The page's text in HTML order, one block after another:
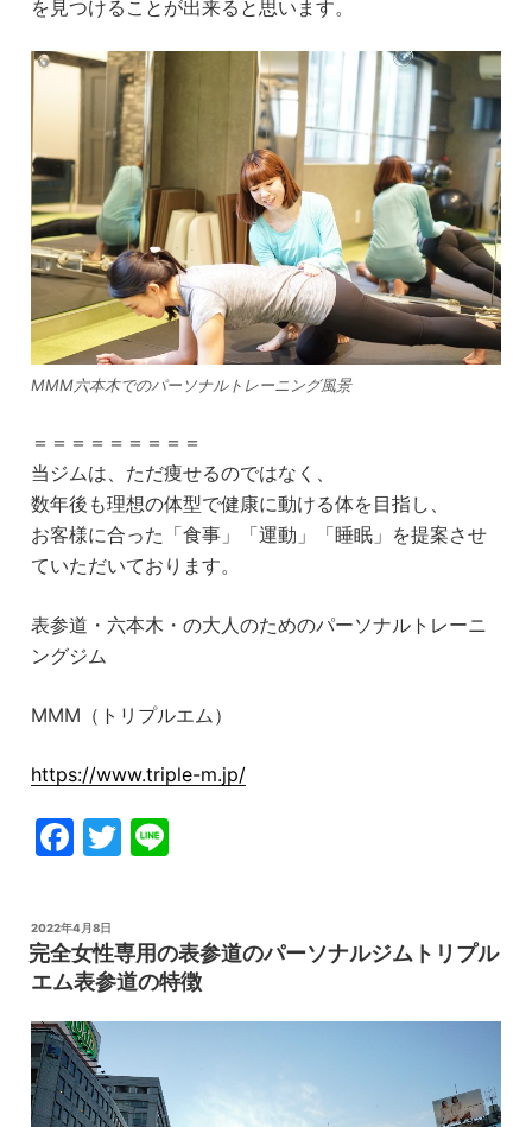
を見つけることが出来ると思います。
MMM六本木でのパーソナルトレーニング風景
＝＝＝＝＝＝＝＝＝
当ジムは、ただ痩せるのではなく、
数年後も理想の体型で健康に動ける体を目指し、
お客様に合った「食事」「運動」「睡眠」を提案させ
ていただいております。
表参道・六本木・の大人のためのパーソナルトレーニ
ングジム
MMM（トリプルエム）
https://www.triple-m.jp/
F
c
e
b
o
o
k
T
er
投
稿
日:
2022年4月8日
完全女性専用の表参道のパーソナルジムトリプル
エム表参道の特徴